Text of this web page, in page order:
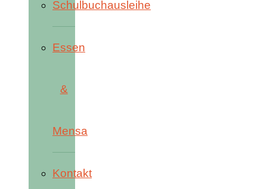
Schulbuchausleihe
Essen
&
Mensa
Kontakt